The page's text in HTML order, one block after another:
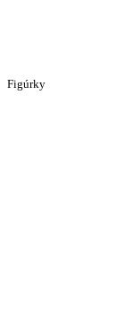
Figúrky